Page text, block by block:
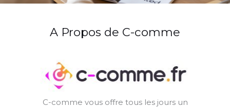
A Propos de C-comme
C-comme vous offre tous les jours un